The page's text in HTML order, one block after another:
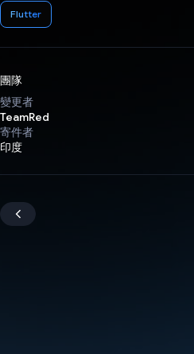
Flutter
團隊
變更者
TeamRed
寄件者
印度